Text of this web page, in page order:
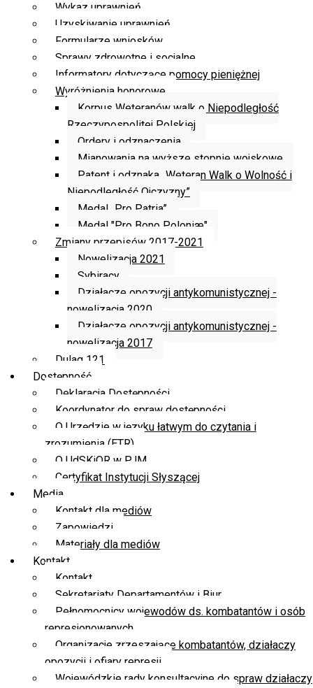
Wykaz uprawnień
Uzyskiwanie uprawnień
Formularze wniosków
Sprawy zdrowotne i socjalne
Informatory dotyczące pomocy pieniężnej
Wyróżnienia honorowe
Korpus Weteranów walk o Niepodległość
Rzeczypospolitej Polskiej
Ordery i odznaczenia
Mianowania na wyższe stopnie wojskowe
Patent i odznaka „Weteran Walk o Wolność i
Niepodległość Ojczyzny”
Medal „Pro Patria”
Medal "Pro Bono Poloniæ"
Zmiany przepisów 2017-2021
Nowelizacja 2021
Sybiracy
Działacze opozycji antykomunistycznej -
nowelizacja 2020
Działacze opozycji antykomunistycznej -
nowelizacja 2017
Dulag 121
Dostępność
Deklaracja Dostępności
Koordynator do spraw dostępności
O Urzędzie w języku łatwym do czytania i
zrozumienia (ETR)
O UdSKiOR w PJM
Certyfikat Instytucji Słyszącej
Media
Kontakt dla mediów
Zapowiedzi
Materiały dla mediów
Kontakt
Kontakt
Sekretariaty Departamentów i Biur
Pełnomocnicy wojewodów ds. kombatantów i osób
represjonowanych
Organizacje zrzeszające kombatantów, działaczy
opozycji i ofiary represji
Wojewódzkie rady konsultacyjne do spraw działaczy